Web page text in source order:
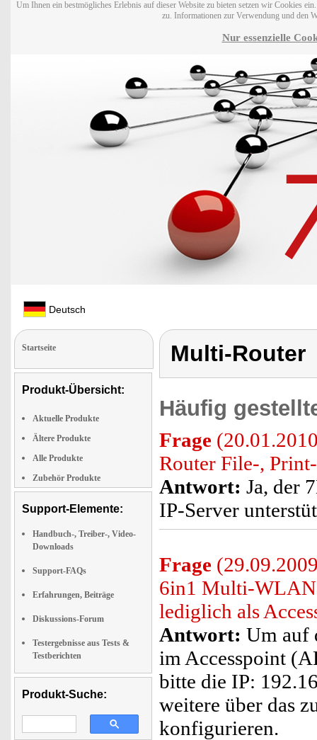
Um Ihnen ein bestmögliches Erlebnis auf dieser Website zu bieten setzen wir Cookies
zu. Informationen zur Verwendung und den
Nur essenzielle
Deutsch
Startseite
Produkt-Übersicht:
Aktuelle Produkte
Ältere Produkte
Alle Produkte
Zubehör Produkte
Support-Elemente:
Handbuch-, Treiber-, Video-
Downloads
Support-FAQs
Erfahrungen, Beiträge
Diskussions-Forum
Testergebnisse aus Tests &
Testberichten
Produkt-Suche:
Multi-Router
Häufig
Frage
Router File-,
Antwort: Ja, der
IP-Server
Frage
6in1 Multi-
lediglich als
Antwort: Um auf
im Accesspoint
bitte die IP:
weitere über das
konfigurieren.